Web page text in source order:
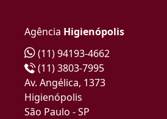
Agência Higienópolis
(11) 94193-4662
(11) 3803-7995
Av. Angélica, 1373
Higienópolis
São Paulo - SP